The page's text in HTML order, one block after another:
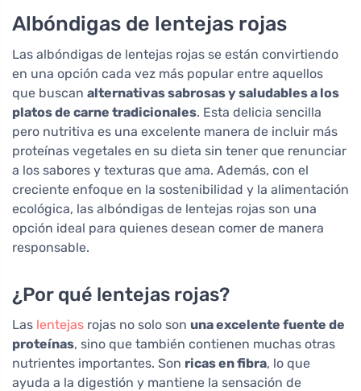
Albóndigas de lentejas rojas
Las albóndigas de lentejas rojas se están convirtiendo
en una opción cada vez más popular entre aquellos
que buscan alternativas sabrosas y saludables a los
platos de carne tradicionales. Esta delicia sencilla
pero nutritiva es una excelente manera de incluir más
proteínas vegetales en su dieta sin tener que renunciar
a los sabores y texturas que ama. Además, con el
creciente enfoque en la sostenibilidad y la alimentación
ecológica, las albóndigas de lentejas rojas son una
opción ideal para quienes desean comer de manera
responsable.
¿Por qué lentejas rojas?
Las lentejas rojas no solo son una excelente fuente de
proteínas, sino que también contienen muchas otras
nutrientes importantes. Son ricas en fibra, lo que
ayuda a la digestión y mantiene la sensación de